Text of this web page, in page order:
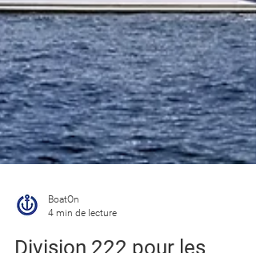
4 min de lecture